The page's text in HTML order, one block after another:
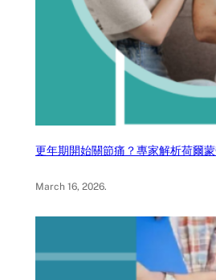
更年期開始關節痛？專家解析荷爾
March 16, 2026.